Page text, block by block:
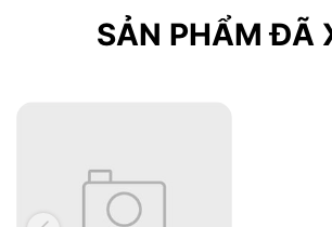
SẢN PHẨM ĐÃ